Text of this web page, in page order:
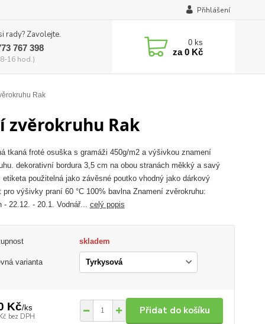
Přihlášení
rady? Zavolejte.
767 398
16 hod.)
0 ks
za0 Kč
Rak
zvěrokruhu Rak
tkaná froté osuška s gramáži 450g/m2 a výšivkou znamení
dekorativní bordura 3,5 cm na obou stranách měkký a savý
etiketa použitelná jako závěsné poutko vhodný jako dárkový
pro výšivky praní 60 °C 100% bavlna Znamení zvěrokruhu:
- 22.12. - 20.1. Vodnář... celý popis
skladem
varianta
Kč/ks
bez DPH
Přidat do košíku